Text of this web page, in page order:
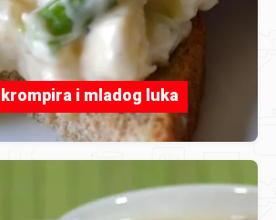
i mladog luka